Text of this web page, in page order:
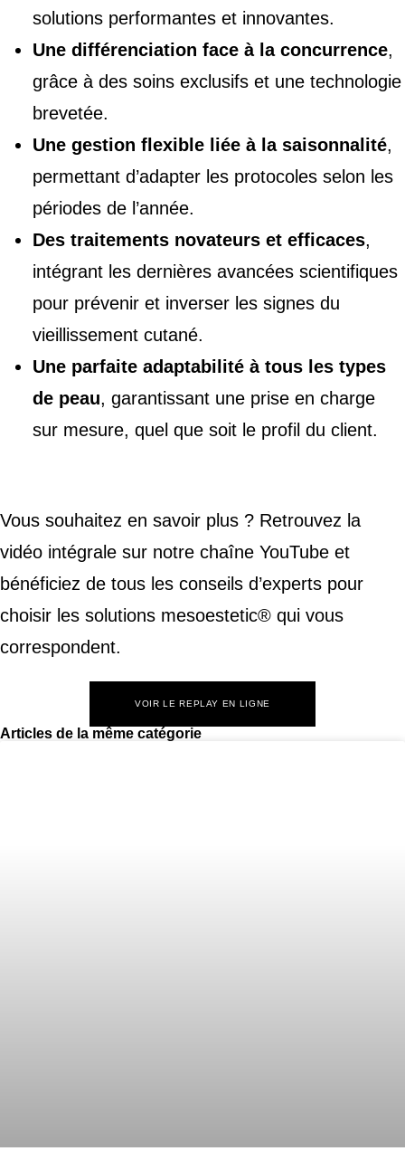
solutions performantes et innovantes.
Une différenciation face à la concurrence,
grâce à des soins exclusifs et une technologie
brevetée.
Une gestion flexible liée à la saisonnalité,
permettant d’adapter les protocoles selon les
périodes de l’année.
Des traitements novateurs et efficaces,
intégrant les dernières avancées scientifiques
pour prévenir et inverser les signes du
vieillissement cutané.
Une parfaite adaptabilité à tous les types
de peau, garantissant une prise en charge
sur mesure, quel que soit le profil du client.
Vous souhaitez en savoir plus ? Retrouvez la
vidéo intégrale sur notre chaîne YouTube et
bénéficiez de tous les conseils d’experts pour
choisir les solutions mesoestetic® qui vous
correspondent.
VOIR LE REPLAY EN LIGNE
Articles de la même catégorie